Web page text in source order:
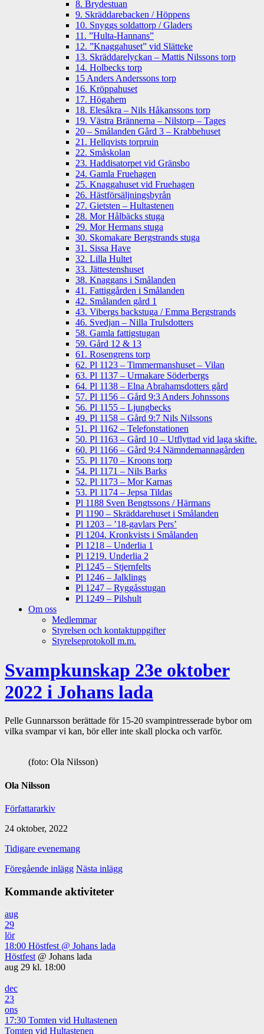
8. Brydestuan
9. Skräddarebacken / Höppens
10. Snyggs soldattorp / Gladers
11. ”Hulta-Hannans”
12. ”Knaggahuset” vid Slätteke
13. Skräddarelyckan – Mattis Nilssons torp
14. Holbecks torp
15 Anders Anderssons torp
16. Kröppahuset
17. Högahem
18. Elesåkra – Nils Håkanssons torp
19. Västra Brännerna – Nilstorp – Tages
20 – Smålanden Gård 3 – Krabbehuset
21. Hellqvists torpruin
22. Småskolan
23. Haddisatorpet vid Gränsbo
24. Gamla Fruehagen
25. Knaggahuset vid Fruehagen
26. Hästförsäljningsbyrån
27. Gietsten – Hultastenen
28. Mor Hålbäcks stuga
29. Mor Hermans stuga
30. Skomakare Bergstrands stuga
31. Sissa Have
32. Lilla Hultet
33. Jättestenshuset
38. Knaggans i Smålanden
41. Fattiggården i Smålanden
42. Smålanden gård 1
43. Vibergs backstuga / Emma Bergstrands
46. Svedjan – Nilla Trulsdotters
58. Gamla fattigstugan
59. Gård 12 & 13
61. Rosengrens torp
62. Pl 1123 – Timmermanshuset – Vilan
63. Pl 1137 – Urmakare Söderbergs
64. Pl 1138 – Elna Abrahamsdotters gård
57. Pl 1156 – Gård 9:3 Anders Johnssons
56. Pl 1155 – Ljungbecks
49. Pl 1158 – Gård 9:7 Nils Nilssons
51. Pl 1162 – Telefonstationen
50. Pl 1163 – Gård 10 – Utflyttad vid laga skifte.
60. Pl 1166 – Gård 9:4 Nämndemannagården
55. Pl 1170 – Kroons torp
54. Pl 1171 – Nils Barks
52. Pl 1173 – Mor Karnas
53. Pl 1174 – Jepsa Tildas
Pl 1188 Sven Bengtssons / Härmans
Pl 1190 – Skräddarehuset i Smålanden
Pl 1203 – ’18-gavlars Pers’
Pl 1204. Kronkvists i Smålanden
Pl 1218 – Underlia 1
Pl 1219. Underlia 2
Pl 1245 – Stjernfelts
Pl 1246 – Jalklings
Pl 1247 – Ryggåsstugan
Pl 1249 – Pilshult
Om oss
Medlemmar
Styrelsen och kontaktuppgifter
Styrelseprotokoll m.m.
Svampkunskap 23e oktober
2022 i Johans lada
Pelle Gunnarsson berättade för 15-20 svampintresserade bybor om
vilka svampar vi kan, bör eller inte skall plocka och varför.
(foto: Ola Nilsson)
Ola Nilsson
Författararkiv
24 oktober, 2022
Tidigare evenemang
Föregående inlägg Nästa inlägg
Kommande aktiviteter
aug
29
lör
18:00 Höstfest @ Johans lada
Höstfest @ Johans lada
aug 29 kl. 18:00
dec
23
ons
17:30 Tomten vid Hultastenen
Tomten vid Hultastenen